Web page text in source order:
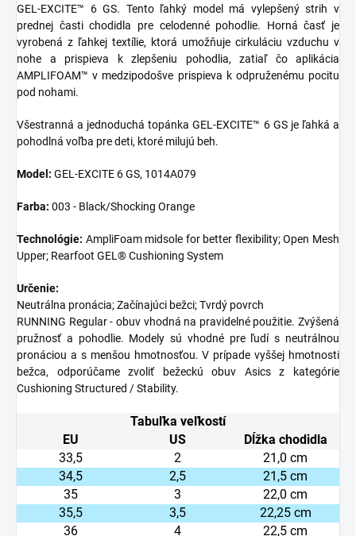
GEL-EXCITE™ 6 GS. Tento ľahký model má vylepšený strih v
prednej časti chodidla pre celodenné pohodlie. Horná časť je
vyrobená z ľahkej textílie, ktorá umožňuje cirkuláciu vzduchu v
nohe a prispieva k zlepšeniu pohodlia, zatiaľ čo aplikácia
AMPLIFOAM™ v medzipodošve prispieva k odpruženému pocitu
pod nohami.
Všestranná a jednoduchá topánka GEL-EXCITE™ 6 GS je ľahká a
pohodlná voľba pre deti, ktoré milujú beh.
Model: GEL-EXCITE 6 GS, 1014A079
Farba: 003 - Black/Shocking Orange
Technológie: AmpliFoam midsole for better flexibility;Open Mesh
Upper; Rearfoot GEL® Cushioning System
Určenie:
Neutrálna pronácia; Začínajúci bežci; Tvrdý povrch
RUNNING Regular - obuv vhodná na pravidelné použitie. Zvýšená
pružnosť a pohodlie. Modely sú vhodné pre ľudí s neutrálnou
pronáciou a s menšou hmotnosťou. V prípade vyššej hmotnosti
bežca, odporúčame zvoliť bežeckú obuv Asics z kategórie
Cushioning Structured / Stability.
Tabuľka veľkostí
EU
US
Dĺžka chodidla
33,5
2
21,0 cm
34,5
2,5
21,5 cm
35
3
22,0 cm
35,5
3,5
22,25 cm
36
4 22,5 cm